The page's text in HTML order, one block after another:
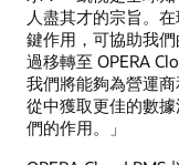
人盡其才的宗旨。
鍵作用，可協助我
過移轉至 OPERA
我們將能夠為營運
從中獲取更佳的數
們的作用。」